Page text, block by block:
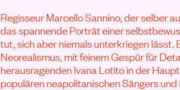
Regisseur Marcello Sannino, der selber
das spannende Porträt einer
tut, sich aber niemals unterkriegen lässt.
Neorealismus, mit feinem Gespür für
herausragenden Ivana Lotito in der
populären neapolitanischen Sängers